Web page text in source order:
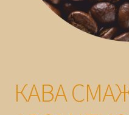
КАВА